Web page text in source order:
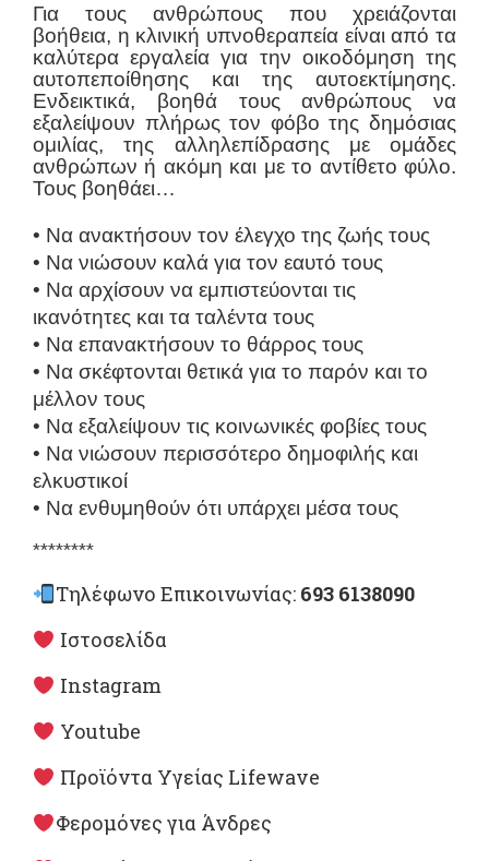
Για τους ανθρώπους που χρειάζονται
βοήθεια, η κλινική υπνοθεραπεία είναι από τα
καλύτερα εργαλεία για την οικοδόμηση της
αυτοπεποίθησης και της αυτοεκτίμησης.
Ενδεικτικά, βοηθά τους ανθρώπους να
εξαλείψουν πλήρως τον φόβο της δημόσιας
ομιλίας, της αλληλεπίδρασης με ομάδες
ανθρώπων ή ακόμη και με το αντίθετο φύλο.
Τους βοηθάει…
• Να ανακτήσουν τον έλεγχο της ζωής τους
• Να νιώσουν καλά για τον εαυτό τους
• Να αρχίσουν να εμπιστεύονται τις
ικανότητες και τα ταλέντα τους
• Να επανακτήσουν το θάρρος τους
• Να σκέφτονται θετικά για το παρόν και το
μέλλον τους
• Να εξαλείψουν τις κοινωνικές φοβίες τους
• Να νιώσουν περισσότερο δημοφιλής και
ελκυστικοί
• Να ενθυμηθούν ότι υπάρχει μέσα τους
********
Τηλέφωνο Επικοινωνίας: 693 6138090
Ιστοσελίδα
Instagram
Youtube
Προϊόντα Υγείας Lifewave
Φερομόνες για Άνδρες